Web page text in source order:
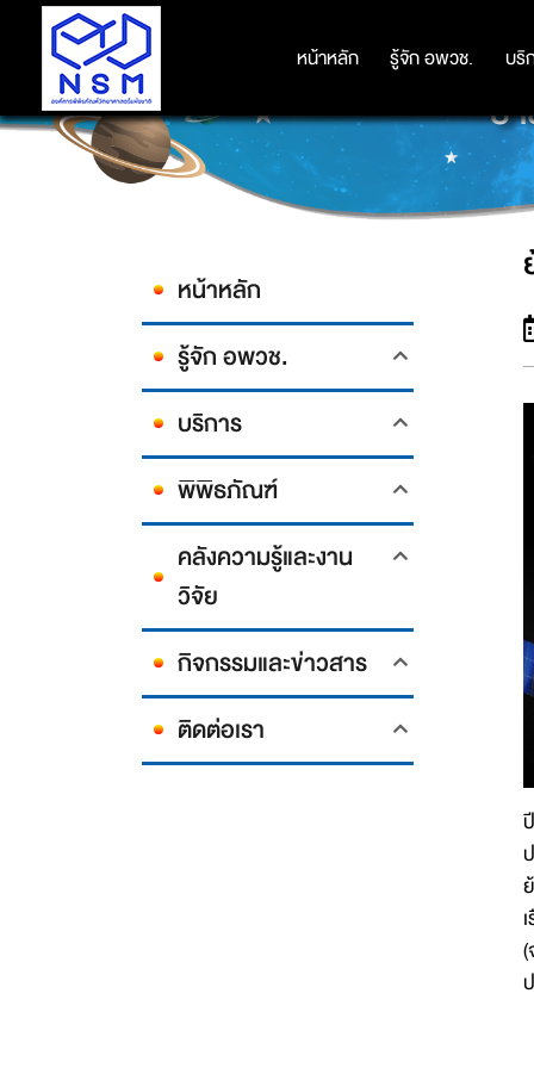
หน้าหลัก รู้จัก อพวช. บริ
หน้าหลัก รู้จัก อพวช. บริ
ย้
หน้าหลัก
รู้จัก อพวช.
บริการ
พิพิธภัณฑ์
คลังความรู้และงาน
วิจัย
กิจกรรมและข่าวสาร
ติดต่อเรา